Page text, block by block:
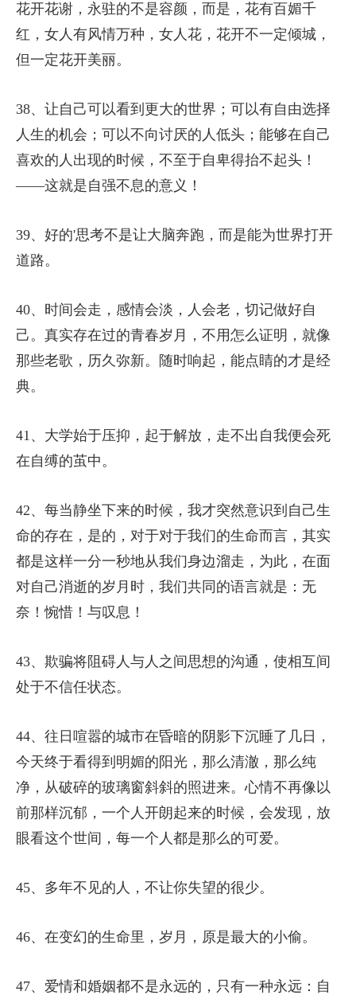
花开花谢，永驻的不是容颜，而是，花有百媚千
红，女人有风情万种，女人花，花开不一定倾城，
但一定花开美丽。
38、让自己可以看到更大的世界；可以有自由选择
人生的机会；可以不向讨厌的人低头；能够在自己
喜欢的人出现的时候，不至于自卑得抬不起头！
——这就是自强不息的意义！
39、好的'思考不是让大脑奔跑，而是能为世界打开
道路。
40、时间会走，感情会淡，人会老，切记做好自
己。真实存在过的青春岁月，不用怎么证明，就像
那些老歌，历久弥新。随时响起，能点睛的才是经
典。
41、大学始于压抑，起于解放，走不出自我便会死
在自缚的茧中。
42、每当静坐下来的时候，我才突然意识到自己生
命的存在，是的，对于对于我们的生命而言，其实
都是这样一分一秒地从我们身边溜走，为此，在面
对自己消逝的岁月时，我们共同的语言就是：无
奈！惋惜！与叹息！
43、欺骗将阻碍人与人之间思想的沟通，使相互间
处于不信任状态。
44、往日喧嚣的城市在昏暗的阴影下沉睡了几日，
今天终于看得到明媚的阳光，那么清澈，那么纯
净，从破碎的玻璃窗斜斜的照进来。心情不再像以
前那样沉郁，一个人开朗起来的时候，会发现，放
眼看这个世间，每一个人都是那么的可爱。
45、多年不见的人，不让你失望的很少。
46、在变幻的生命里，岁月，原是最大的小偷。
47、爱情和婚姻都不是永远的，只有一种永远：自